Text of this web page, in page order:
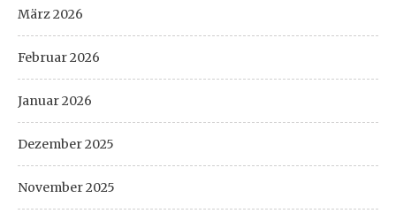
März 2026
Februar 2026
Januar 2026
Dezember 2025
November 2025